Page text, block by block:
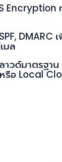
DMARC
มล
วด์มาตรฐาน
รือ Local